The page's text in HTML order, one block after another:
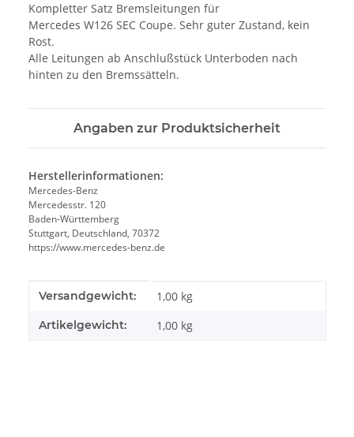
Kompletter Satz Bremsleitungen für
Mercedes W126 SEC Coupe. Sehr guter Zustand, kein
Rost.
Alle Leitungen ab Anschlußstück Unterboden nach
hinten zu den Bremssätteln.
Angaben zur Produktsicherheit
Herstellerinformationen:
Mercedes-Benz
Mercedesstr. 120
Baden-Württemberg
Stuttgart, Deutschland, 70372
https://www.mercedes-benz.de
Produkteigenschaft
Wert
Versandgewicht: 1,00 kg
Artikelgewicht: 1,00 kg